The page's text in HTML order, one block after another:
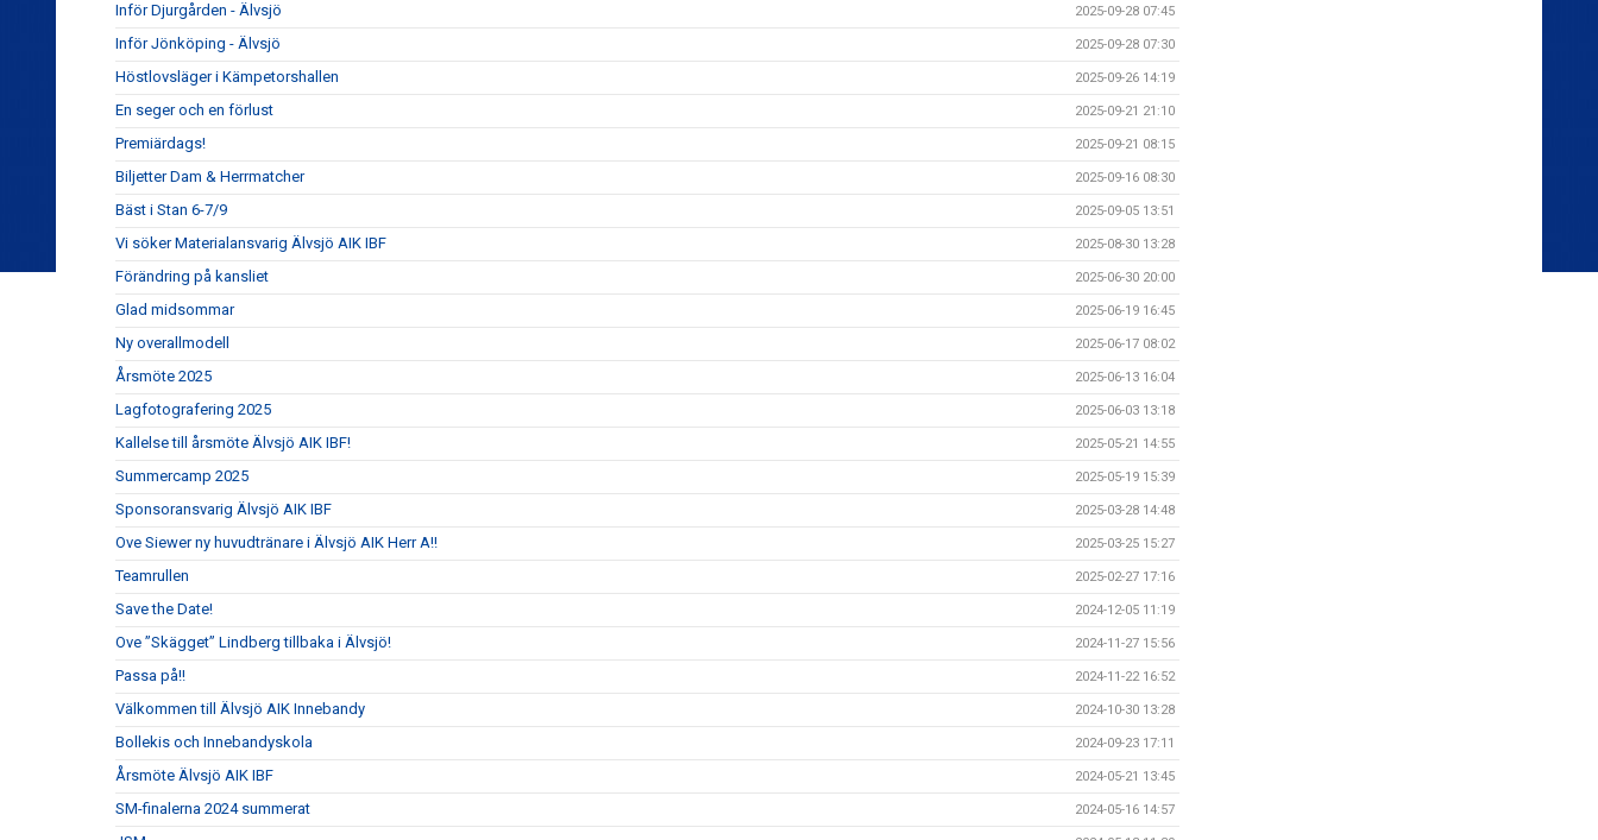
Inför Djurgården - Älvsjö 2025-09-28 07:45
Inför Jönköping - Älvsjö 2025-09-28 07:30
Höstlovsläger i Kämpetorshallen 2025-09-26 14:19
En seger och en förlust 2025-09-21 21:10
Premiärdags! 2025-09-21 08:15
Biljetter Dam & Herrmatcher 2025-09-16 08:30
Bäst i Stan 6-7/9 2025-09-05 13:51
Vi söker Materialansvarig Älvsjö AIK IBF 2025-08-30 13:28
Förändring på kansliet 2025-06-30 20:00
Glad midsommar 2025-06-19 16:45
Ny overallmodell 2025-06-17 08:02
Årsmöte 2025 2025-06-13 16:04
Lagfotografering 2025 2025-06-03 13:18
Kallelse till årsmöte Älvsjö AIK IBF! 2025-05-21 14:55
Summercamp 2025 2025-05-19 15:39
Sponsoransvarig Älvsjö AIK IBF 2025-03-28 14:48
Ove Siewer ny huvudtränare i Älvsjö AIK Herr A!! 2025-03-25 15:27
Teamrullen 2025-02-27 17:16
Save the Date! 2024-12-05 11:19
Ove ”Skägget” Lindberg tillbaka i Älvsjö! 2024-11-27 15:56
Passa på!! 2024-11-22 16:52
Välkommen till Älvsjö AIK Innebandy 2024-10-30 13:28
Bollekis och Innebandyskola 2024-09-23 17:11
Årsmöte Älvsjö AIK IBF 2024-05-21 13:45
SM-finalerna 2024 summerat 2024-05-16 14:57